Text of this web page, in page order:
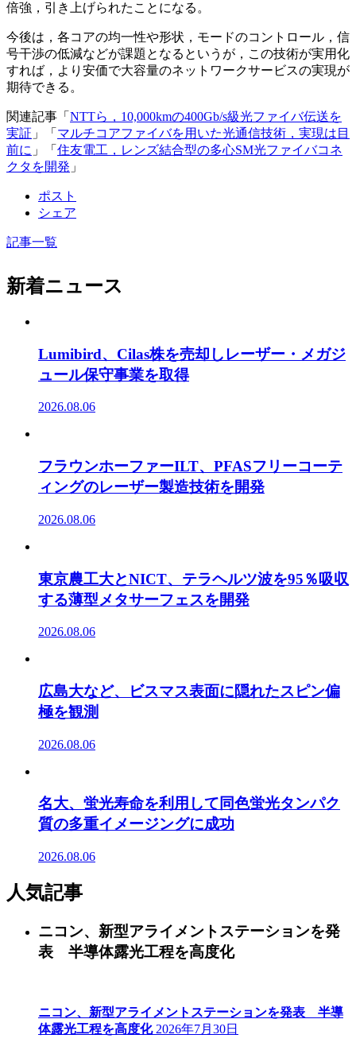
倍強，引き上げられたことになる。
今後は，各コアの均一性や形状，モードのコントロール，信
号干渉の低減などが課題となるというが，この技術が実用化
すれば，より安価で大容量のネットワークサービスの実現が
期待できる。
関連記事「 NTTら，10,000kmの400Gb/s級光ファイバ伝送を
実証 」「 マルチコアファイバを用いた光通信技術，実現は目
前に 」「 住友電工，レンズ結合型の多心SM光ファイバコネ
クタを開発 」
ポスト
シェア
記事一覧
新着ニュース
Lumibird、Cilas株を売却しレーザー・メガジ
ュール保守事業を取得
2026.08.06
フラウンホーファーILT、PFASフリーコーテ
ィングのレーザー製造技術を開発
2026.08.06
東京農工大とNICT、テラヘルツ波を95％吸収
する薄型メタサーフェスを開発
2026.08.06
広島大など、ビスマス表面に隠れたスピン偏
極を観測
2026.08.06
名大、蛍光寿命を利用して同色蛍光タンパク
質の多重イメージングに成功
2026.08.06
人気記事
ニコン、新型アライメントステーションを発
表 半導体露光工程を高度化
ニコン、新型アライメントステーションを発表 半導
体露光工程を高度化 2026年7月30日